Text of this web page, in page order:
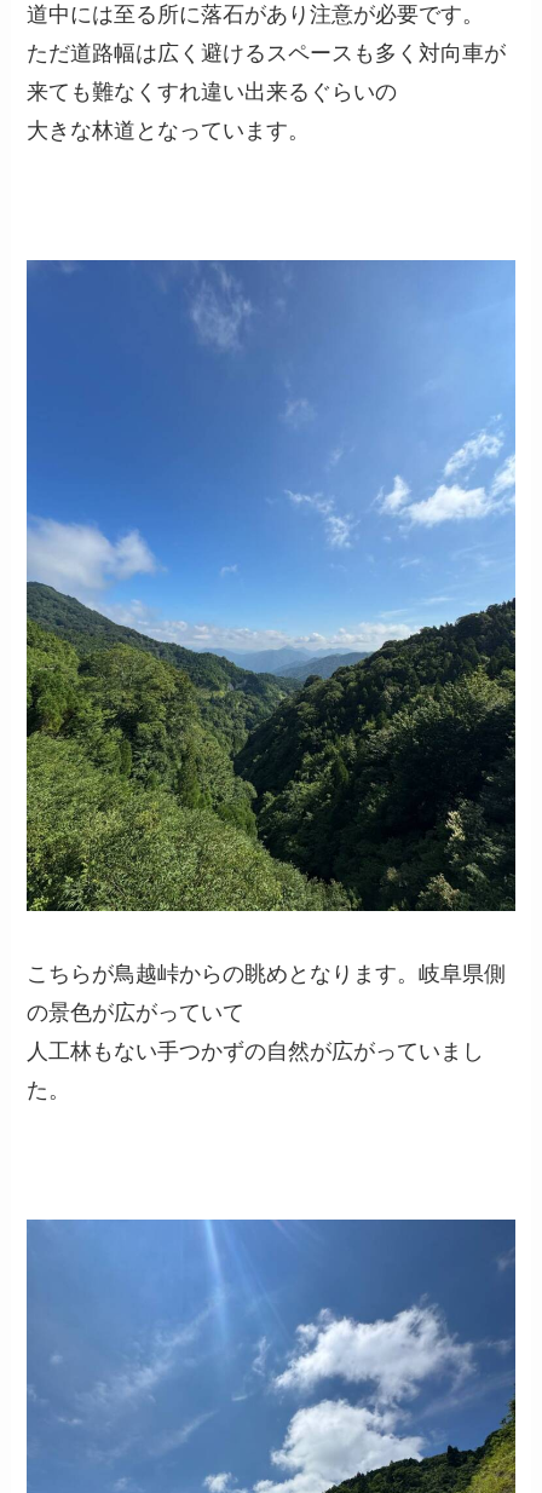
道中には至る所に落石があり注意が必要です。
ただ道路幅は広く避けるスペースも多く対向車が
来ても難なくすれ違い出来るぐらいの
大きな林道となっています。
こちらが鳥越峠からの眺めとなります。岐阜県側
の景色が広がっていて
人工林もない手つかずの自然が広がっていまし
た。